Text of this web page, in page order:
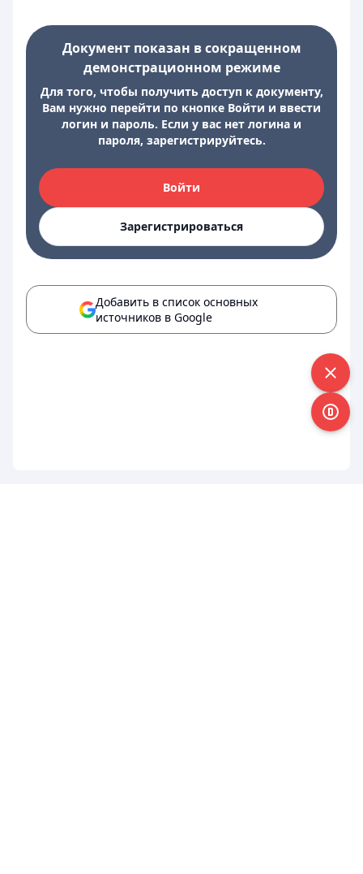
Документ показан в сокращенном
демонстрационном режиме
Для того, чтобы получить доступ к документу,
Вам нужно перейти по кнопке Войти и ввести
логин и пароль. Если у вас нет логина и
пароля, зарегистрируйтесь.
Войти
Зарегистрироваться
Добавить в список основных
источников в Google